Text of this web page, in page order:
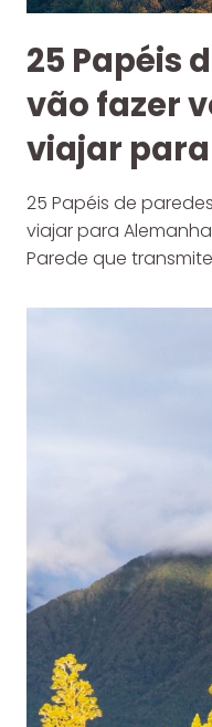
25 Papéis
vão fazer
viajar
25 Papéis de
viajar para
Parede que